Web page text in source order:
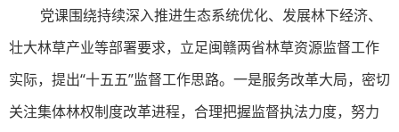
党课围绕持续深入推进生态系统优化、发展林下经济、
壮大林草产业等部署要求，立足闽赣两省林草资源监督工作
实际，提出“十五五”监督工作思路。一是服务改革大局，密切
关注集体林权制度改革进程，合理把握监督执法力度，努力